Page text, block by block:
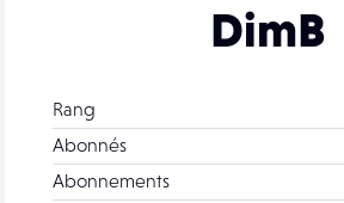
DimB
Rang
Abonnés
Abonnements